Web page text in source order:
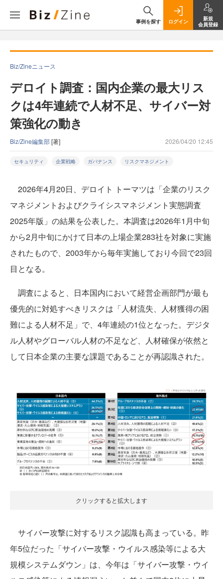
事例を探す ログイン
新規
会員登録
Biz/Zineニュース
デロイト調査：国内企業の最大リス
クは4年連続で人材不足、サイバー対
策強化の動き
Biz/Zine編集部[著] 2026/04/20 12:45
セキュリティ 企業戦略 ガバナンス リスクマネジメント
2026年4月20日、デロイト トーマツは「企業のリスク
マネジメントおよびクライシスマネジメント実態調査
2025年版」の結果を公表した。本調査は2026年1月中旬
から2月中旬にかけて日本の上場企業283社を対象に実施
されたもので、2003年から毎年実施しており今回で23回
目となる。
調査によると、日本国内において経営企画部門が最も
優先的に対処すべきリスクは「人材流失、人材獲得の困
難による人材不足」で、4年連続の1位となった。デジタ
ル人材やグローバル人材の不足など、人材確保が依然と
して日本企業の主要な課題であることが再認識された。
クリックすると拡大します
サイバー攻撃に対するリスク認識も高まっている。昨
年5位だった「サイバー攻撃・ウイルス感染等による大
規模システムダウン」は、今年は「サイバー攻撃・ウイ